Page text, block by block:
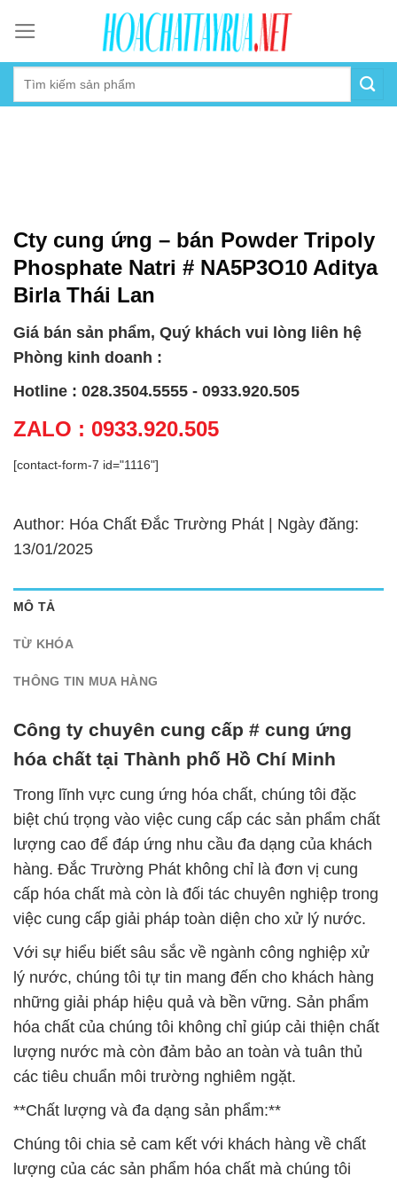
content
Cty cung ứng – bán Powder Tripoly
Phosphate Natri # NA5P3O10 Aditya
Birla Thái Lan
Giá bán sản phẩm, Quý khách vui lòng liên hệ
Phòng kinh doanh :
Hotline : 028.3504.5555 - 0933.920.505
ZALO : 0933.920.505
[contact-form-7 id="1116"]
Author: Hóa Chất Đắc Trường Phát | Ngày đăng:
13/01/2025
MÔ TẢ
TỪ KHÓA
THÔNG TIN MUA HÀNG
Công ty chuyên cung cấp # cung ứng
hóa chất tại Thành phố Hồ Chí Minh
Trong lĩnh vực cung ứng hóa chất, chúng tôi đặc
biệt chú trọng vào việc cung cấp các sản phẩm chất
lượng cao để đáp ứng nhu cầu đa dạng của khách
hàng. Đắc Trường Phát không chỉ là đơn vị cung
cấp hóa chất mà còn là đối tác chuyên nghiệp trong
việc cung cấp giải pháp toàn diện cho xử lý nước.
Với sự hiểu biết sâu sắc về ngành công nghiệp xử
lý nước, chúng tôi tự tin mang đến cho khách hàng
những giải pháp hiệu quả và bền vững. Sản phẩm
hóa chất của chúng tôi không chỉ giúp cải thiện chất
lượng nước mà còn đảm bảo an toàn và tuân thủ
các tiêu chuẩn môi trường nghiêm ngặt.
**Chất lượng và đa dạng sản phẩm:**
Chúng tôi chia sẻ cam kết với khách hàng về chất
lượng của các sản phẩm hóa chất mà chúng tôi